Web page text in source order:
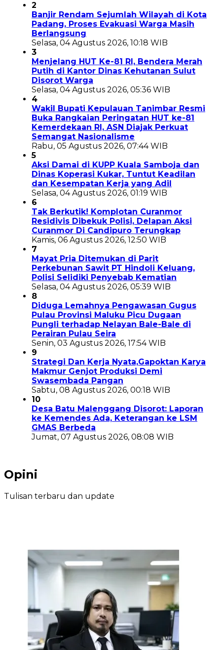
2
Banjir Rendam Sejumlah Wilayah di Kota
Padang, Proses Evakuasi Warga Masih
Berlangsung
Selasa, 04 Agustus 2026, 10:18 WIB
3
Menjelang HUT Ke-81 RI, Bendera Merah
Putih di Kantor Dinas Kehutanan Sulut
Disorot Warga
Selasa, 04 Agustus 2026, 05:36 WIB
4
Wakil Bupati Kepulauan Tanimbar Resmi
Buka Rangkaian Peringatan HUT ke-81
Kemerdekaan RI, ASN Diajak Perkuat
Semangat Nasionalisme
Rabu, 05 Agustus 2026, 07:44 WIB
5
Aksi Damai di KUPP Kuala Samboja dan
Dinas Koperasi Kukar, Tuntut Keadilan
dan Kesempatan Kerja yang Adil
Selasa, 04 Agustus 2026, 01:19 WIB
6
Tak Berkutik! Komplotan Curanmor
Residivis Dibekuk Polisi, Delapan Aksi
Curanmor Di Candipuro Terungkap
Kamis, 06 Agustus 2026, 12:50 WIB
7
Mayat Pria Ditemukan di Parit
Perkebunan Sawit PT Hindoli Keluang,
Polisi Selidiki Penyebab Kematian
Selasa, 04 Agustus 2026, 05:39 WIB
8
Diduga Lemahnya Pengawasan Gugus
Pulau Provinsi Maluku Picu Dugaan
Pungli terhadap Nelayan Bale-Bale di
Perairan Pulau Seira
Senin, 03 Agustus 2026, 17:54 WIB
9
Strategi Dan Kerja Nyata,Gapoktan Karya
Makmur Genjot Produksi Demi
Swasembada Pangan
Sabtu, 08 Agustus 2026, 00:18 WIB
10
Desa Batu Malenggang Disorot: Laporan
ke Kemendes Ada, Keterangan ke LSM
GMAS Berbeda
Jumat, 07 Agustus 2026, 08:08 WIB
Opini
Tulisan terbaru dan update